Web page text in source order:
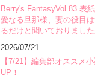
Berry's FantasyVol.83 表
愛なる旦那様、妻の役目
るだけと聞いておりました
2026/07/21
【7/21】編集部オススメ
UP！